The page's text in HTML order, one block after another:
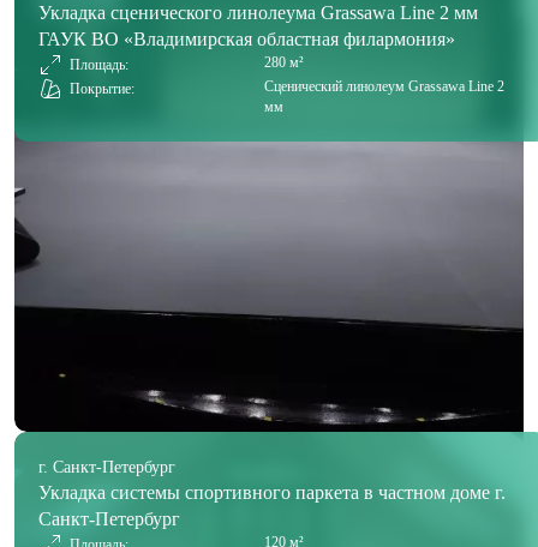
Укладка сценического линолеума Grassawa Line 2 мм
ГАУК ВО «Владимирская областная филармония»
Площадь:
280 м²
Покрытие:
Сценический линолеум Grassawa Line 2
мм
г. Санкт-Петербург
Укладка системы спортивного паркета в частном доме г.
Санкт-Петербург
120 м²